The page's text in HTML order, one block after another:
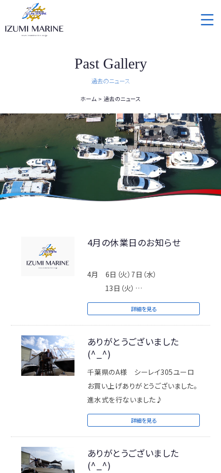
Past Gallery
過去のニュース
ホーム 過去のニュース
4月の休業日のお知らせ
4月 6日（火）7日（水）
13日（火）
20日（火）21日（水）
27日（火）
週目の水曜日
休業日に出航されるメンバーの方は
月曜日17時までにご連絡お願いいた
します。
ご不便お掛け致しますが何卒宜しく
お願い致しますm(_ _)m
ＩＺＵＭＩＭＡＲＩＮＥ
詳細を見る
ありがとうございました
(^_^)
千葉県のA様 シーレイ305ユーロ
お買い上げありがとうございました。
進水式を行ないました♪
詳細を見る
ありがとうございました
(^_^)